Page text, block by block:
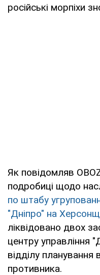
російські морпіхи
Як повідомляв
подробиці щодо
по штабу
"Дніпро" на
ліквідовано двох
центру управління
відділу
противника.